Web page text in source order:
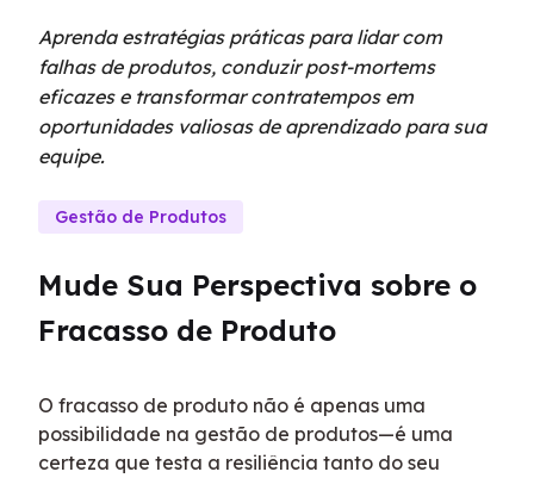
Aprenda estratégias práticas para lidar com
falhas de produtos, conduzir post-mortems
eficazes e transformar contratempos em
oportunidades valiosas de aprendizado para sua
equipe.
Gestão de Produtos
Mude Sua Perspectiva sobre o
Fracasso de Produto
O fracasso de produto não é apenas uma
possibilidade na gestão de produtos—é uma
certeza que testa a resiliência tanto do seu